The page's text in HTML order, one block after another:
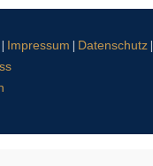
Impressum Datenschutz